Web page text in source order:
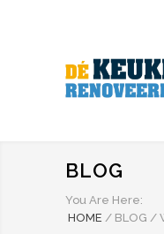
BLOG
You Are Here:
HOME / BLOG /